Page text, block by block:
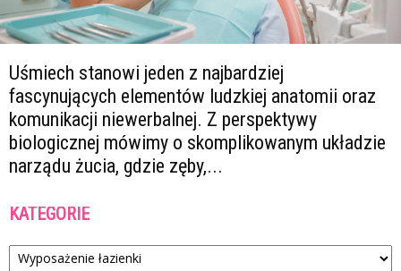
Uśmiech stanowi jeden z najbardziej
fascynujących elementów ludzkiej anatomii oraz
komunikacji niewerbalnej. Z perspektywy
biologicznej mówimy o skomplikowanym układzie
narządu żucia, gdzie zęby,...
KATEGORIE
Kategorie